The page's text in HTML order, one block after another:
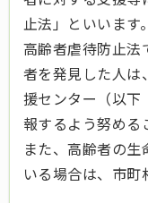
止法」といいます
高齢者虐待防止法
者を発見した人は
援センター（以下
報するよう努める
また、高齢者の
いる場合は、市町